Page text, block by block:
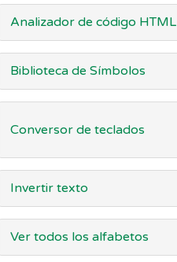
Analizador de código HTML
Biblioteca de Símbolos
Conversor de teclados
Invertir texto
Ver todos los alfabetos